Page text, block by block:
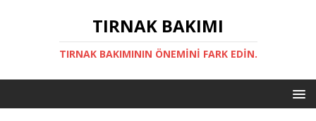
TIRNAK BAKIMI
TIRNAK BAKIMININ ÖNEMINI FARK EDIN.